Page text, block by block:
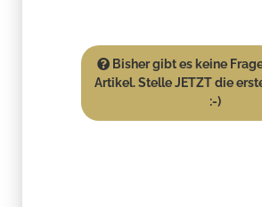
Bisher gibt es keine
Artikel. Stelle JETZT die
:-)